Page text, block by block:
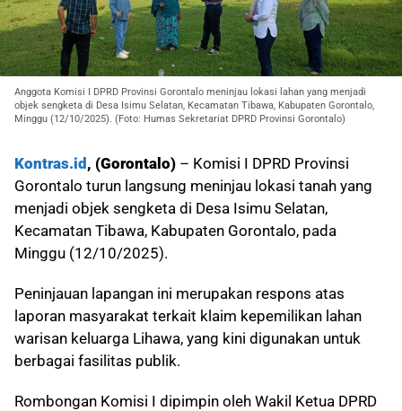
Anggota Komisi I DPRD Provinsi Gorontalo meninjau lokasi lahan yang menjadi
objek sengketa di Desa Isimu Selatan, Kecamatan Tibawa, Kabupaten Gorontalo,
Minggu (12/10/2025). (Foto: Humas Sekretariat DPRD Provinsi Gorontalo)
Kontras.id, (Gorontalo) – Komisi I DPRD Provinsi
Gorontalo turun langsung meninjau lokasi tanah yang
menjadi objek sengketa di Desa Isimu Selatan,
Kecamatan Tibawa, Kabupaten Gorontalo, pada
Minggu (12/10/2025).
Peninjauan lapangan ini merupakan respons atas
laporan masyarakat terkait klaim kepemilikan lahan
warisan keluarga Lihawa, yang kini digunakan untuk
berbagai fasilitas publik.
Rombongan Komisi I dipimpin oleh Wakil Ketua DPRD